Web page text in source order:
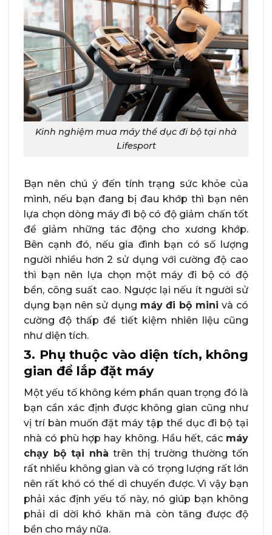
Kinh nghiệm mua máy thể dục đi bộ tại nhà
Lifesport
Bạn nên chú ý đến tính trạng sức khỏe của
mình, nếu bạn đang bị đau khớp thì bạn nên
lựa chọn dòng máy đi bộ có độ giảm chấn tốt
để giảm những tác động cho xương khớp.
Bên cạnh đó, nếu gia đình bạn có số lượng
người nhiều hơn 2 sử dụng với cường độ cao
thì bạn nên lựa chọn một máy đi bộ có độ
bền, công suất cao. Ngược lại nếu ít người sử
dụng bạn nên sử dụng máy đi bộ mini và có
cường độ thấp để tiết kiệm nhiên liệu cũng
như diện tích.
3. Phụ thuộc vào diện tích, không
gian để lắp đặt máy
Một yếu tố không kém phần quan trọng đó là
bạn cần xác định được không gian cũng như
vị trí bàn muốn đặt máy tập thể dục đi bộ tại
nhà có phù hợp hay không. Hầu hết, các máy
chạy bộ tại nhà trên thị trường thường tốn
rất nhiều không gian và có trọng lượng rất lớn
nên rất khó có thể di chuyển được. Vì vậy bạn
phải xác định yếu tố này, nó giúp bạn không
phải di dời khó khăn mà còn tăng được độ
bền cho máy nữa.